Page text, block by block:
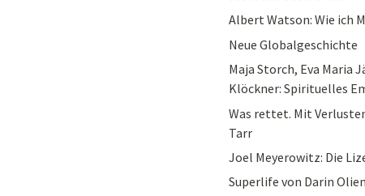
Albert Watson: Wie ich
Neue Globalgeschichte
Maja Storch, Eva Maria
Klöckner: Spirituelles
Was rettet. Mit
Tarr
Joel Meyerowitz: Die
Superlife von Darin Olien